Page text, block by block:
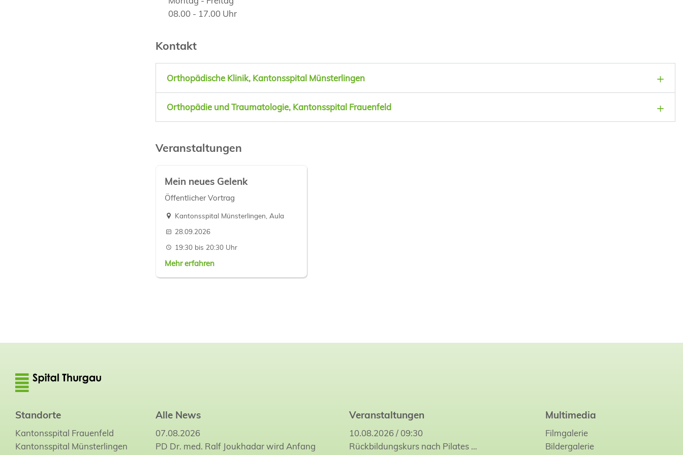
08.00 - 17.00 Uhr
Kontakt
Orthopädische Klinik, Kantonsspital Münsterlingen
Orthopädie und Traumatologie, Kantonsspital Frauenfeld
Veranstaltungen
Mein neues Gelenk
Öffentlicher Vortrag
Kantonsspital Münsterlingen, Aula
28.09.2026
19:30 bis 20:30 Uhr
Mehr erfahren
Standorte
Kantonsspital Frauenfeld
Kantonsspital Münsterlingen
Alle News
07.08.2026
PD Dr. med. Ralf Joukhadar wird Anfang
Veranstaltungen
10.08.2026 / 09:30
Rückbildungskurs nach Pilates…
Multimedia
Filmgalerie
Bildergalerie